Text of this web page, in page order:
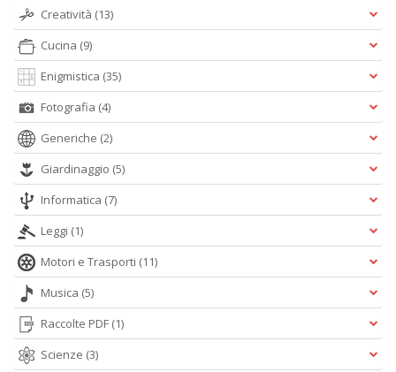
Creatività (13)
Cucina (9)
Enigmistica (35)
Fotografia (4)
Generiche (2)
Giardinaggio (5)
Informatica (7)
Leggi (1)
Motori e Trasporti (11)
Musica (5)
Raccolte PDF (1)
Scienze (3)